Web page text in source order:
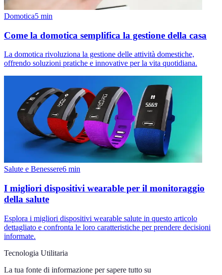
Domotica5 min
Come la domotica semplifica la gestione della casa
La domotica rivoluziona la gestione delle attività domestiche,
offrendo soluzioni pratiche e innovative per la vita quotidiana.
Salute e Benessere6 min
I migliori dispositivi wearable per il monitoraggio
della salute
Esplora i migliori dispositivi wearable salute in questo articolo
dettagliato e confronta le loro caratteristiche per prendere decisioni
informate.
Tecnologia Utilitaria
La tua fonte di informazione per sapere tutto su